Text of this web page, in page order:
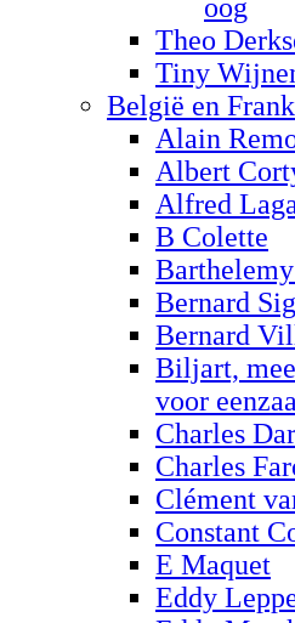
oog
Theo
Tiny
België en
Alain
Albert
Alfred
B Colette
Bernard
Bernard
Biljart,
voor
Charles
Charles
Clément
Constant
E Maquet
Eddy